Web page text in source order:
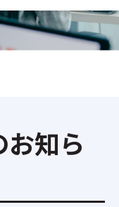
知ら